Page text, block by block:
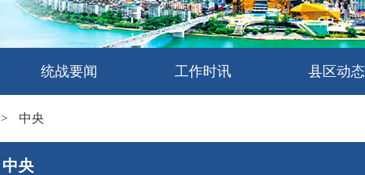
统战要闻 工作时讯 县区动态
> 中央
中央